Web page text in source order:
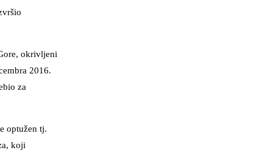
okrivljeni
2016.
za
optužen tj.
koji